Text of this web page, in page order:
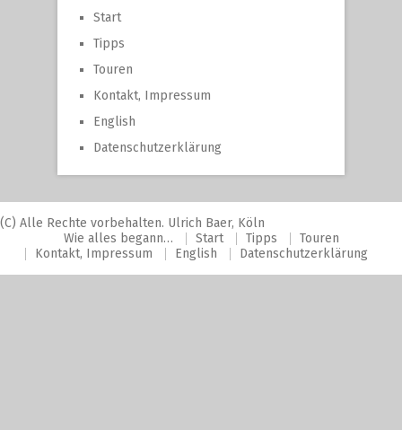
Start
Tipps
Touren
Kontakt, Impressum
English
Datenschutzerklärung
(C) Alle Rechte vorbehalten. Ulrich Baer, Köln
Wie alles begann…
Start Tipps
Touren
Kontakt, Impressum
English Datenschutzerklärung